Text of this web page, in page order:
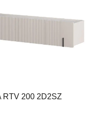
RTV 200 2D2SZ